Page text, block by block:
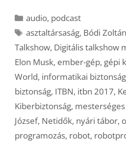
Kategória
audio, podcast
Címkék
asztaltársaság, Bódi Zoltán
Talkshow, Digitális talkshow
Elon Musk, ember-gép, gépi
World, informatikai biztonság
biztonság, ITBN, itbn 2017,
Kiberbiztonság,
József, Netidők, nyári tábor,
programozás, robot,